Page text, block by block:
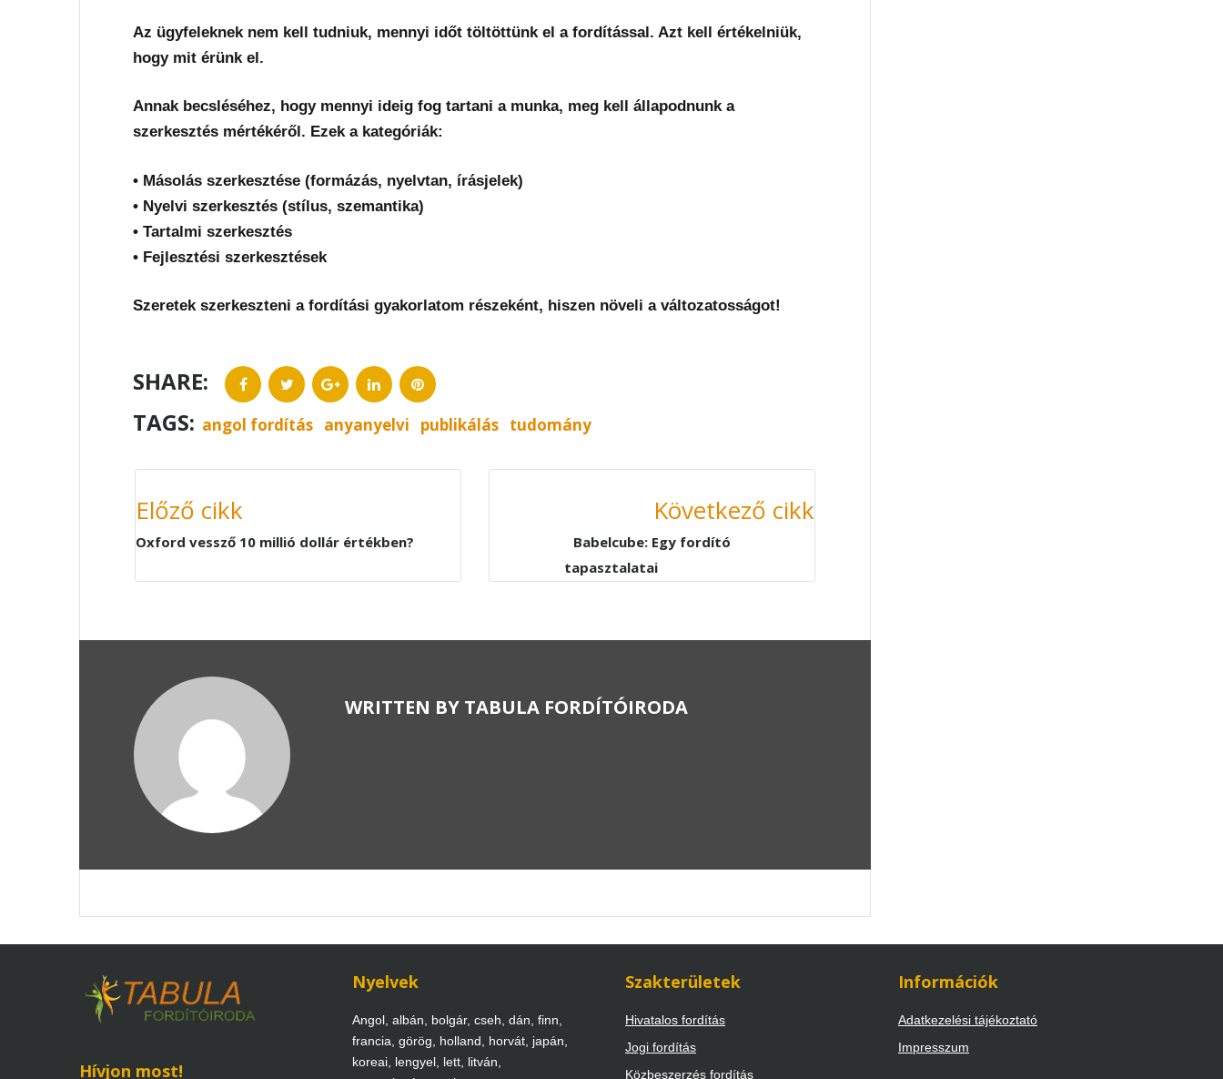
Az ügyfeleknek nem kell tudniuk, mennyi időt töltöttünk el a fordítással. Azt kell értékelniük,
hogy mit érünk el.
Annak becsléséhez, hogy mennyi ideig fog tartani a munka, meg kell állapodnunk a
szerkesztés mértékéről. Ezek a kategóriák:
• Másolás szerkesztése (formázás, nyelvtan, írásjelek)
• Nyelvi szerkesztés (stílus, szemantika)
• Tartalmi szerkesztés
• Fejlesztési szerkesztések
Szeretek szerkeszteni a fordítási gyakorlatom részeként, hiszen növeli a változatosságot!
SHARE: FacebookTwitter Google+LinkedInPinterest
TAGS: angol fordítás anyanyelvi publikálás tudomány
NAVIGÁCIÓ
Előző cikk
Oxford vessző 10 millió dollár értékben?
Következő cikk
Babelcube: Egy fordító
tapasztalatai
WRITTEN BY TABULA FORDÍTÓIRODA
Hívjon most!
Nyelvek
Angol, albán, bolgár, cseh, dán, finn,
francia, görög, holland, horvát, japán,
koreai, lengyel, lett, litván,
Szakterületek
Hivatalos fordítás
Jogi fordítás
Közbeszerzés fordítás
Információk
Adatkezelési tájékoztató
Impresszum